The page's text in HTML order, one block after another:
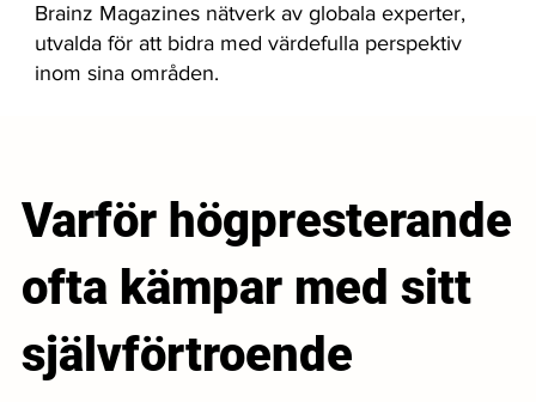
Brainz Magazines nätverk av globala experter,
utvalda för att bidra med värdefulla perspektiv
inom sina områden.
Varför högpresterande
ofta kämpar med sitt
självförtroende